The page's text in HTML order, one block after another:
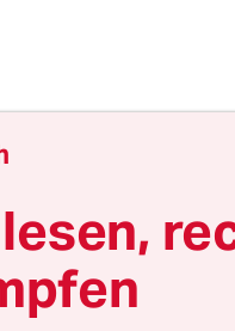
progressive
im Herbst
als gefährlich
Prozente kosten
70 Wahlkreisen